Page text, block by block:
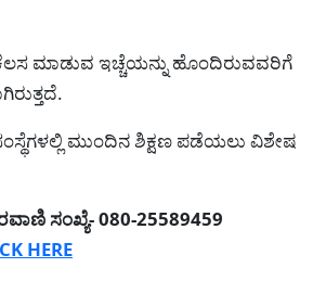
ಮಾಡುವ ಇಚ್ಚೆಯನ್ನು ಹೊಂದಿರುವವರಿಗೆ
ಮುಂದಿನ ಶಿಕ್ಷಣ ಪಡೆಯಲು ವಿಶೇಷ
ಸಂಖ್ಯೆ- 080-25589459
HERE